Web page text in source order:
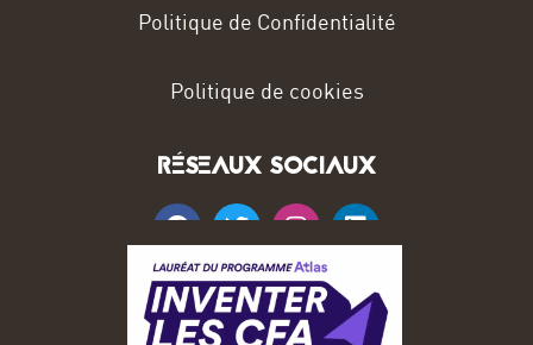
Politique de Confidentialité
Politique de cookies
RÉSEAUX SOCIAUX